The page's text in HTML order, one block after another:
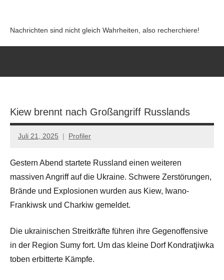
springen
Nachrichten sind nicht gleich Wahrheiten, also recherchiere!
Kiew brennt nach Großangriff Russlands
Juli 21, 2025 Profiler
Keine
Gestern Abend startete Russland einen weiteren
massiven Angriff auf die Ukraine. Schwere Zerstörungen,
Brände und Explosionen wurden aus Kiew, Iwano-
Frankiwsk und Charkiw gemeldet.
Die ukrainischen Streitkräfte führen ihre Gegenoffensive
in der Region Sumy fort. Um das kleine Dorf Kondratjiwka
toben erbitterte Kämpfe.